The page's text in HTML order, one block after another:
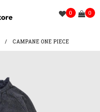
0 0
CAMPANE ONE PIECE